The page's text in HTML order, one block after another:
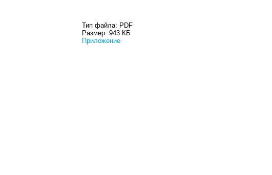
Тип файла: PDF
Размер: 943 КБ
Приложение